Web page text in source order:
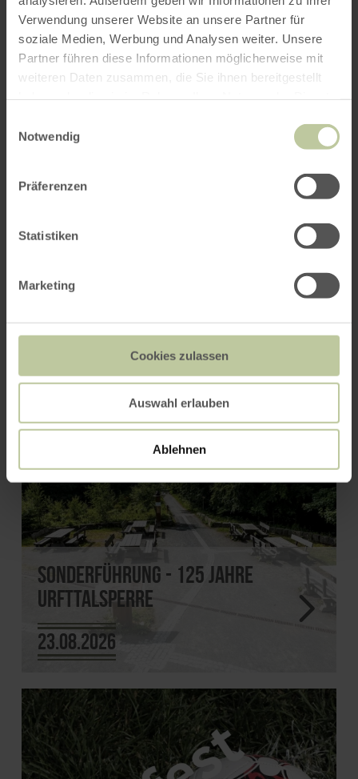
Verwendung unserer Website an unsere Partner für
soziale Medien, Werbung und Analysen weiter. Unsere
Partner führen diese Informationen möglicherweise mit
weiteren Daten zusammen, die Sie ihnen bereitgestellt
Notwendig
Präferenzen
Statistiken
Marketing
Cookies zulassen
Auswahl erlauben
Ablehnen
Weitere Veranstaltungen
Eifeler Wildkräuterführung
Sonderführung - 125 Jahre
Urfttalsperre
23.08.2026